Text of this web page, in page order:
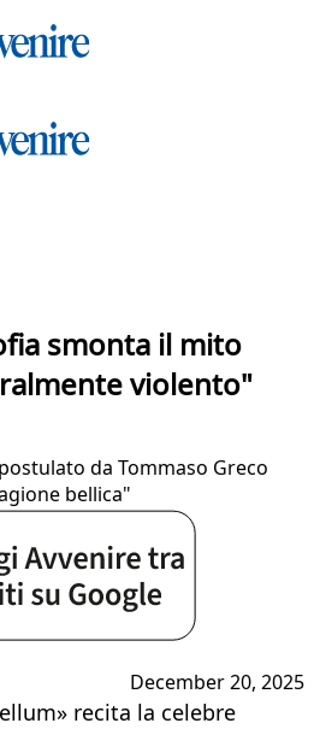
smonta il mito
violento"
da Tommaso Greco
bellica"
December 20, 2025
recita la celebre